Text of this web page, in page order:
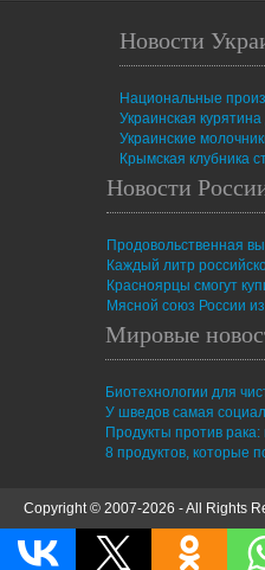
Новости
Национальные
Украинская
Украинские
Крымская клубника
Новости
Продовольственная
Каждый литр
Красноярцы смогут
Мясной союз России
Мировые
Биотехнологии для
У шведов самая
Продукты против
8 продуктов, которые
Copyright © 2007-2026 - All Rights